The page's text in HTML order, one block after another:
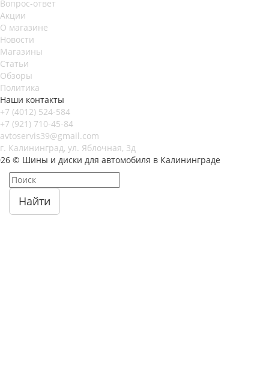
Вопрос-ответ
Акции
О магазине
Новости
Магазины
Статьи
Обзоры
Политика
Наши контакты
+7 (4012) 524-584
+7 (921) 710-45-84
avtoservis39@gmail.com
г. Калининград, ул. Яблочная, 3д
© Шины и диски для автомобиля в Калининграде
Найти